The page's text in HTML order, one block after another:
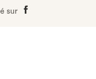
sur
Partager